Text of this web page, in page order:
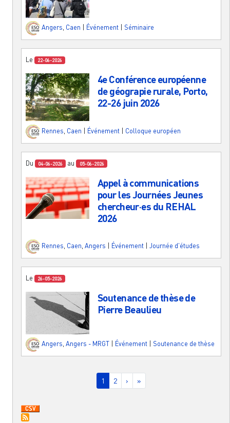
Angers, Caen Événement Séminaire
Le 22-06-2026
4e Conférence européenne
de géograpie rurale, Porto,
22-26 juin 2026
Rennes Caen Événement Colloque européen
Du 04-06-2026 au 05-06-2026
Appel à communications
pour les Journées Jeunes
chercheur·es du REHAL
2026
Rennes Caen Angers Événement Journée d'études
Le 26-05-2026
Soutenance de thèse de
Pierre Beaulieu
Angers Angers - MRGT Événement Soutenance de thèse
Page courante
1 Page
2 Page suivante
› Dernière page
»